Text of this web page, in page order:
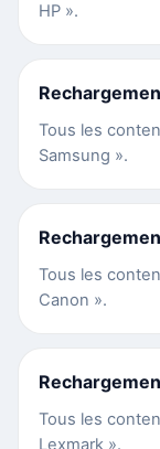
HP ».
Tous les
Samsung ».
Tous les
Canon ».
Tous les
Lexmark ».